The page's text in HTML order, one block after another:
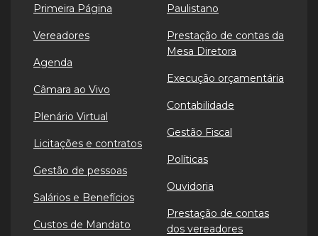
Primeira Página
Vereadores
Agenda
Câmara ao Vivo
Plenário Virtual
Licitações e contratos
Gestão de pessoas
Salários e Benefícios
Custos de Mandato
Paulistano
Prestação de contas da
Mesa Diretora
Execução orçamentária
Contabilidade
Gestão Fiscal
Políticas
Ouvidoria
Prestação de contas
dos vereadores